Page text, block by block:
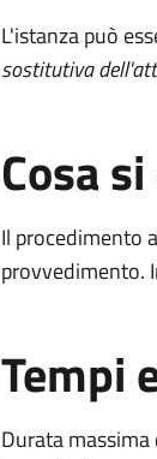
L'istanza può
sostitutiva
Cosa
Il procedimento
provvedimento.
Tempi
Durata